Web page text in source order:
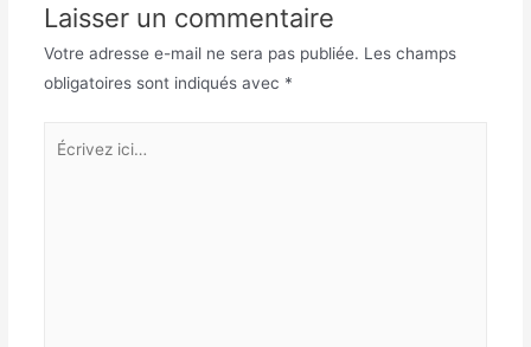
Laisser un commentaire
Votre adresse e-mail ne sera pas publiée. Les champs
obligatoires sont indiqués avec *
Écrivez